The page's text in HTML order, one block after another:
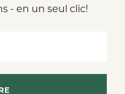
- en un seul clic!